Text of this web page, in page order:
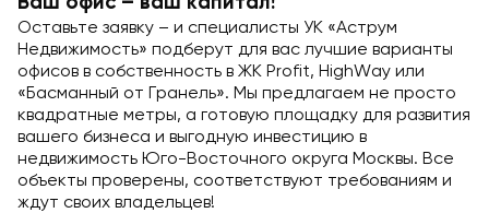
Оставьте заявку – и специалисты УК «Аструм
Недвижимость» подберут для вас лучшие варианты
офисов в собственность в ЖК Profit, HighWay или
«Басманный от Гранель». Мы предлагаем не просто
квадратные метры, а готовую площадку для развития
вашего бизнеса и выгодную инвестицию в
недвижимость Юго-Восточного округа Москвы. Все
объекты проверены, соответствуют требованиям и
ждут своих владельцев!